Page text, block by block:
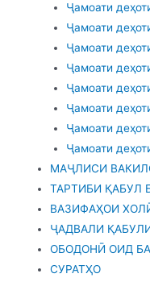
Ҷамоати
Ҷамоати
Ҷамоати
Ҷамоати
Ҷамоати
Ҷамоати
Ҷамоати
Ҷамоати
МАҶЛИСИ
ТАРТИБИ ҚАБУЛ
ВАЗИФАҲОИ
ҶАДВАЛИ
ОБОДОНӢ ОИД
СУРАТҲО